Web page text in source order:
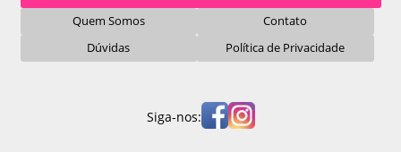
Quem Somos
Contato
Dúvidas
Política de Privacidade
Siga-nos: